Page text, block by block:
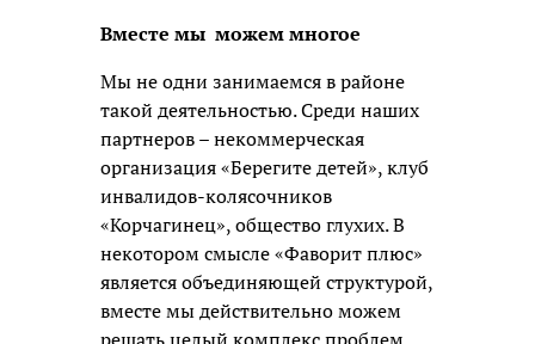
Вместе мы можем многое
Мы не одни занимаемся в районе
такой деятельностью. Среди наших
партнеров – некоммерческая
организация «Берегите детей», клуб
инвалидов-колясочников
«Корчагинец», общество глухих. В
некотором смысле «Фаворит плюс»
является объединяющей структурой,
вместе мы действительно можем
решать целый комплекс проблем,